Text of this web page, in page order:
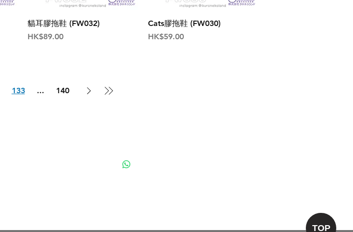
貓耳膠拖鞋 (FW032)
價格
HK$89.00
Cats膠拖鞋 (FW030)
價格
HK$59.00
133 ... 140
TOP
​